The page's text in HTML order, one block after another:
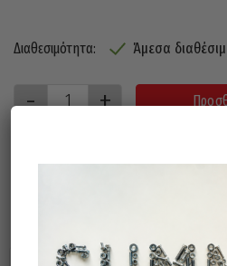
Διαθεσιμότητα: Άμεσα